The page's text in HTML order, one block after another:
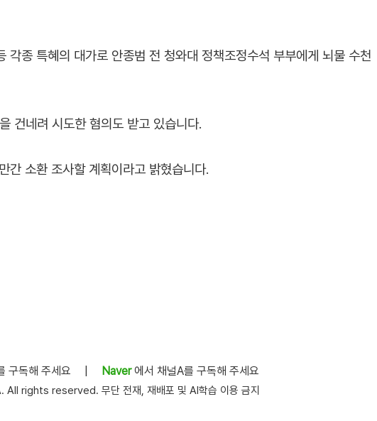
각종 특혜의 대가로 안종범 전 청와대 정책조정수석 부부에게 뇌물 수천
건네려 시도한 혐의도 받고 있습니다.
간 소환 조사할 계획이라고 밝혔습니다.
구독해 주세요 Naver에서 채널A를 구독해 주세요
rights reserved. 무단 전재, 재배포 및 AI학습 이용 금지